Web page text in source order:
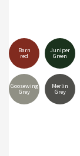
Barn
red
Juniper
Green
Goosewing
Grey
Merlin
Grey